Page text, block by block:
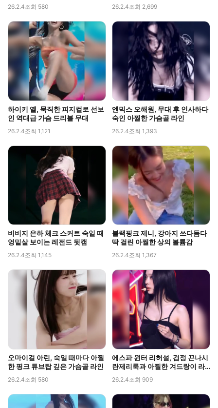
26.2.4조회 580 26.2.4조회 2,699
하이키 옐, 묵직한 피지컬로 선보
인 역대급 가슴 드리블 무대
26.2.4조회 1,121
엔믹스 오해원, 무대 후 인사하다
숙인 아찔한 가슴골 라인
26.2.4조회 1,393
비비지 은하 체크 스커트 숙일 때
엉밑살 보이는 레전드 뒷캠
26.2.4조회 1,145
블랙핑크 제니, 강아지 쓰다듬다
딱 걸린 아찔한 상의 볼륨감
26.2.4조회 1,367
오마이걸 아린, 숙일 때마다 아찔
한 핑크 튜브탑 깊은 가슴골 라인
26.2.4조회 580
에스파 윈터 리허설, 검정 끈나시
란제리룩과 아찔한 겨드랑이 라
26.2.4조회 909